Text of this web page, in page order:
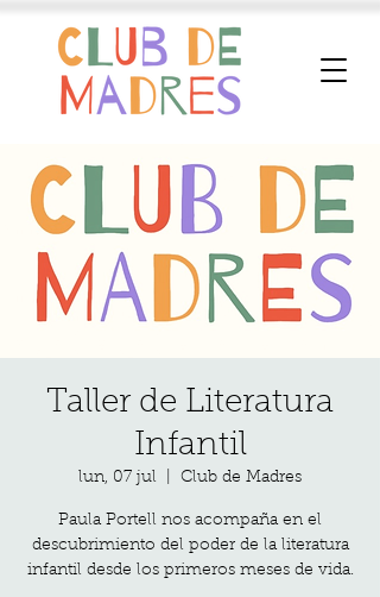
Taller de Literatura
Infantil
lun, 07 jul Club de Madres
Paula Portell nos acompaña en el
descubrimiento del poder de la literatura
infantil desde los primeros meses de vida.